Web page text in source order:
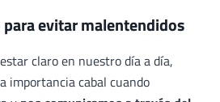
evitar malentendidos
claro en nuestro día a día,
importancia cabal cuando